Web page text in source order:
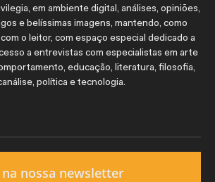
em ambiente digital, análises, opiniões,
e belíssimas imagens, mantendo, como
o leitor, com espaço especial dedicado a
a entrevistas com especialistas em arte
educação, literatura, filosofia,
política e tecnologia.
na nossa newsletter